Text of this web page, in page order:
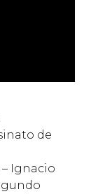
de
Ignacio